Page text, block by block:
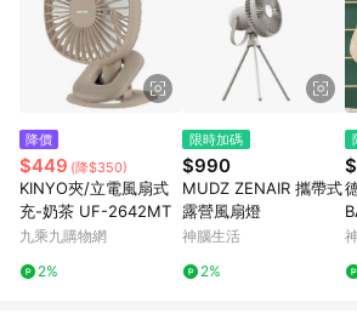
降價
$449 (降$350)
KINYO夾/立電風扇式
充-奶茶 UF-2642MT
九乘九購物網
2%
限時加碼
$990
MUDZ ZENAIR 攜帶式
露營風扇燈
神腦生活
2%